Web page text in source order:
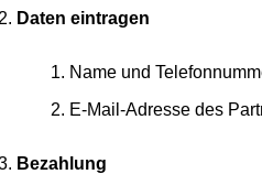
Daten eintragen
Name und
E-Mail-Adresse des
Bezahlung